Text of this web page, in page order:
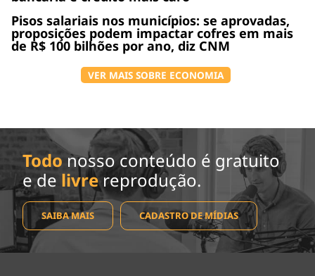
Pisos salariais nos municípios: se aprovadas,
proposições podem impactar cofres em mais
de R$ 100 bilhões por ano, diz CNM
VER MAIS SOBRE ECONOMIA
Todo nosso conteúdo é gratuito
e de livrereprodução.
SAIBA MAIS CADASTRO DE MÍDIAS